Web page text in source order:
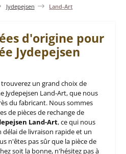
Jydepejsen Land-Art
d'origine pour
Jydepejsen
un grand choix de
Jydepejsen Land-Art, que nous
du fabricant. Nous sommes
de pièces de rechange de
Land-Art, ce qui nous
de livraison rapide et un
n'êtes pas sûr que la pièce de
soit la bonne, n'hésitez pas à